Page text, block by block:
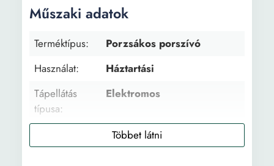
Műszaki adatok
Terméktípus:
Porzsákos porszívó
Használat:
Háztartási
Tápellátás
típusa:
Elektromos
Száraz